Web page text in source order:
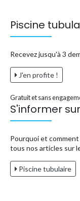
Piscine
Recevez jusqu'à 3
J'en profite !
Gratuit et sans
S'informer
Pourquoi et
tous nos articles sur
Piscine tubulaire